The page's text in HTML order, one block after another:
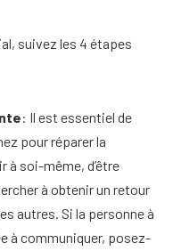
suivez les 4 étapes
: Il est essentiel de
pour réparer la
à soi-même, d’être
à obtenir un retour
autres. Si la personne à
à communiquer, posez-